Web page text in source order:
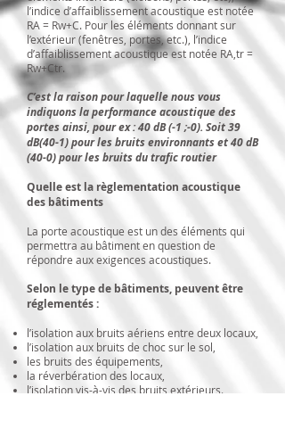
l’indice d’affaiblissement acoustique est notée
RA = Rw+C. Pour les éléments donnant sur
l’extérieur (fenêtres, portes, etc.), l’indice
d’affaiblissement acoustique est notée RA,tr =
Rw+Ctr.
C’est la raison pour laquelle nous vous
indiquons la performance acoustique des
portes ainsi, pour ex : 40 dB (-1 ;-0). Soit 39
dB(40-1) pour les bruits environnants et 40 dB
(40-0) pour les bruits du trafic routier
Quelle est la règlementation acoustique
des bâtiments
La porte acoustique est un des éléments qui
permettra au bâtiment en question de
répondre aux exigences acoustiques.
Selon le type de bâtiments, peuvent être
réglementés :
l’isolation aux bruits aériens entre deux locaux,
l’isolation aux bruits de choc sur le sol,
les bruits des équipements,
la réverbération des locaux,
l’isolation vis-à-vis des bruits extérieurs.